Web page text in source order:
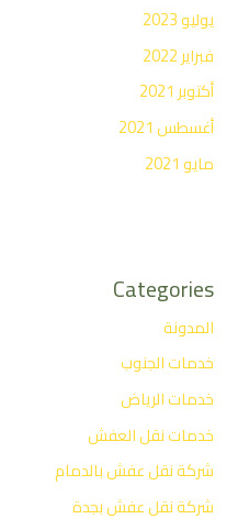
يوليو 2023
فبراير 2022
أكتوبر 2021
أغسطس 2021
مايو 2021
Categories
المدونة
خدمات الجنوب
خدمات الرياض
خدمات نقل العفش
شركة نقل عفش بالدمام
شركة نقل عفش بجدة